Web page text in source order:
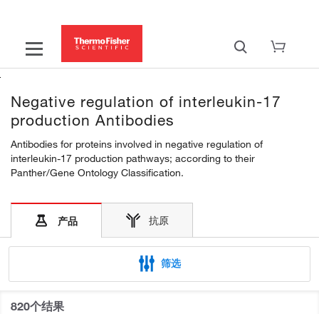
Negative regulation of interleukin-17
production Antibodies
Antibodies for proteins involved in negative regulation of
interleukin-17 production pathways; according to their
Panther/Gene Ontology Classification.
产品 抗原
筛选
820个结果